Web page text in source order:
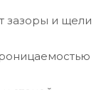
зазоры и щели